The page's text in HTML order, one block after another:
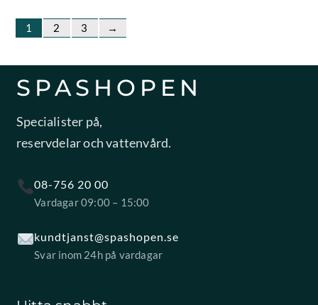
1 2 3 →
SPASHOPEN
Specialister på,
reservdelar och vattenvård.
08-756 20 00
Vardagar 09:00 – 15:00
kundtjanst@spashopen.se
Svar inom 24h på vardagar